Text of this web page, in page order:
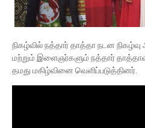
நிகழ்வில் நத்தார் தாத்தா நடன
மற்றும் இளைஞர்களும் நத்தார்
தமது மகிழ்வினை